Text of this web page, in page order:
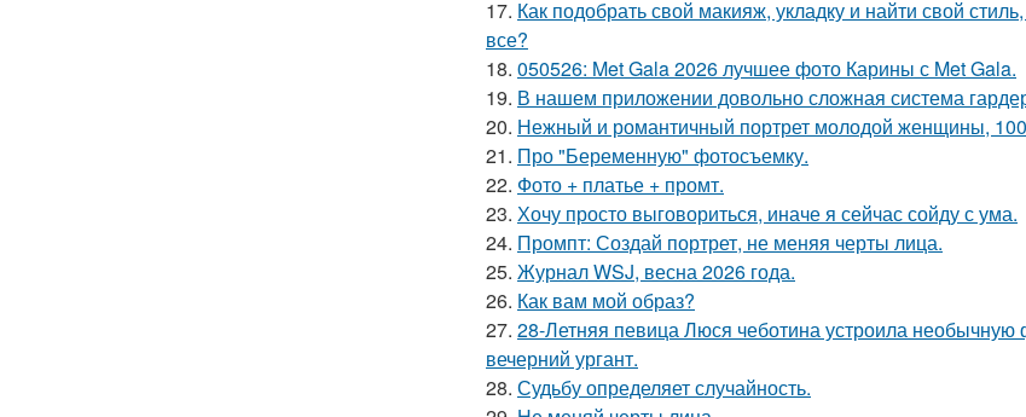
17. Как подобрать свой макияж, укладку и найти свой
все?
18. 050526: Met Gala 2026 лучшее фото Карины с Met Gala.
19. В нашем приложении довольно сложная система
20. Нежный и романтичный портрет молодой женщины,
21. Про "Беременную" фотосъемку.
22. Фото + платье + промт.
23. Хочу просто выговориться, иначе я сейчас сойду с ума.
24. Промпт: Создай портрет, не меняя черты лица.
25. Журнал WSJ, весна 2026 года.
26. Как вам мой образ?
27. 28-Летняя певица Люся чеботина устроила
вечерний ургант.
28. Судьбу определяет случайность.